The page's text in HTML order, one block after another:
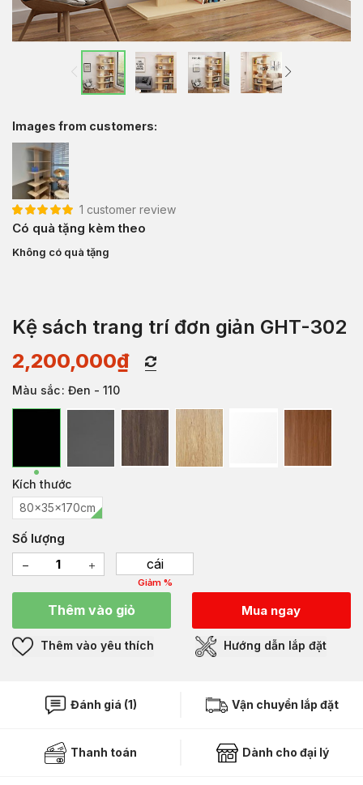
Images from customers:
5.00
trên 5 dựa
trên
1
đánh giá
1 customer review
Có quà tặng kèm theo
Không có quà tặng
Kệ sách trang trí đơn giản GHT-302
2,200,000₫
Màu sắc: Đen - 110
Kích thước
80x35x170cm
Số lượng
cái
Giảm %
Thêm vào giỏ Mua ngay
Thêm vào yêu thích Hướng dẫn lắp đặt
Đánh giá (1) Vận chuyển lắp đặt
Thanh toán Dành cho đại lý